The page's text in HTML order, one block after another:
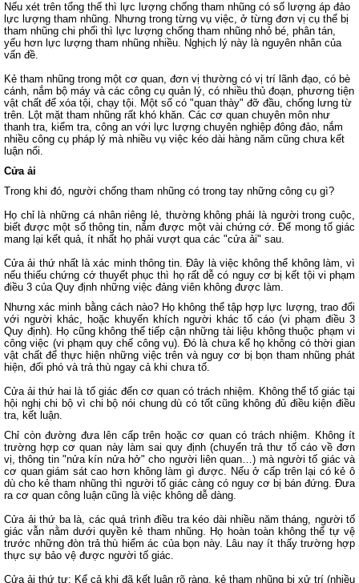
Nếu xét trên tổng thể thì lực lượng chống tham nhũng có số lượng áp đảo
lực lượng tham nhũng. Nhưng trong từng vụ việc, ở từng đơn vị cụ thể bị
tham nhũng chi phối thì lực lượng chống tham nhũng nhỏ bé, phân tán,
yếu hơn lực lượng tham nhũng nhiều. Nghịch lý này là nguyên nhân của
vấn đề.
Kẻ tham nhũng trong một cơ quan, đơn vị thường có vị trí lãnh đạo, có bè
cánh, nắm bộ máy và các công cụ quản lý, có nhiều thủ đoạn, phương tiện
vật chất để xóa tội, chạy tội. Một số có "quan thày" đỡ đầu, chống lưng từ
trên. Lột mặt tham nhũng rất khó khăn. Các cơ quan chuyên môn như
thanh tra, kiểm tra, công an với lực lượng chuyên nghiệp đông đảo, nắm
nhiều công cụ pháp lý mà nhiều vụ việc kéo dài hàng năm cũng chưa kết
luận nổi.
Cửa ải
Trong khi đó, người chống tham nhũng có trong tay những công cụ gì?
Họ chỉ là những cá nhân riêng lẻ, thường không phải là người trong cuộc,
biết được một số thông tin, nắm được một vài chứng cớ. Để mong tố giác
mang lại kết quả, ít nhất họ phải vượt qua các "cửa ải" sau.
Cửa ải thứ nhất là xác minh thông tin. Đây là việc không thể không làm, vì
nếu thiếu chứng cớ thuyết phục thì họ rất dễ có nguy cơ bị kết tội vi phạm
điều 3 của Quy định những việc đảng viên không được làm.
Nhưng xác minh bằng cách nào? Họ không thể tập hợp lực lượng, trao đổi
với người khác, hoặc khuyến khích người khác tố cáo (vi phạm điều 3
Quy định). Họ cũng không thể tiếp cận những tài liệu không thuộc phạm vi
công việc (vi phạm quy chế công vụ). Đó là chưa kể họ không có thời gian
vật chất để thực hiện những việc trên và nguy cơ bị bọn tham nhũng phát
hiện, đối phó và trả thù ngay cả khi chưa tố.
Cửa ải thứ hai là tố giác đến cơ quan có trách nhiệm. Không thể tố giác tại
hội nghị chi bộ vì chi bộ nói chung dù có tốt cũng không đủ điều kiện điều
tra, kết luận.
Chỉ còn đường đưa lên cấp trên hoặc cơ quan có trách nhiệm. Không ít
trường hợp cơ quan này làm sai quy định (chuyển trả thư tố cáo về đơn
vị, thông tin "nửa kín nửa hở" cho người liên quan…) mà người tố giác và
cơ quan giám sát cao hơn không làm gì được. Nếu ở cấp trên lại có kẻ ô
dù cho kẻ tham nhũng thì người tố giác càng có nguy cơ bị bán đứng. Đưa
ra cơ quan công luận cũng là việc không dễ dàng.
Cửa ải thứ ba là, các quá trình điều tra kéo dài nhiều năm tháng, người tố
giác vẫn nằm dưới quyền kẻ tham nhũng. Họ hoàn toàn không thể tự vệ
trước những đòn trả thù hiểm ác của bọn này. Lâu nay ít thấy trường hợp
thực sự bảo vệ được người tố giác.
Cửa ải thứ tư: Kể cả khi đã kết luận rõ ràng, kẻ tham nhũng bị xử trí (nhiều